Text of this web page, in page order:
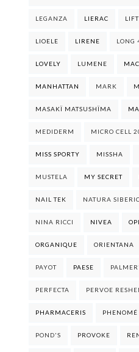
LEGANZA LIERAC
LIOELE LIRENE LONG
LOVELY LUMENE MAC
MANHATTAN MARK
MASAKÏ MATSUSHÏMA
MEDIDERM MICRO CELL
MISS SPORTY MISSHA
MUSTELA MY SECRET
NAIL TEK NATURA
NINA RICCI NIVEA OPI
ORGANIQUE ORIENTANA
PAYOT PAESE
PERFECTA PERVOE
PHARMACERIS PHENOMÉ
POND'S PROVOKE